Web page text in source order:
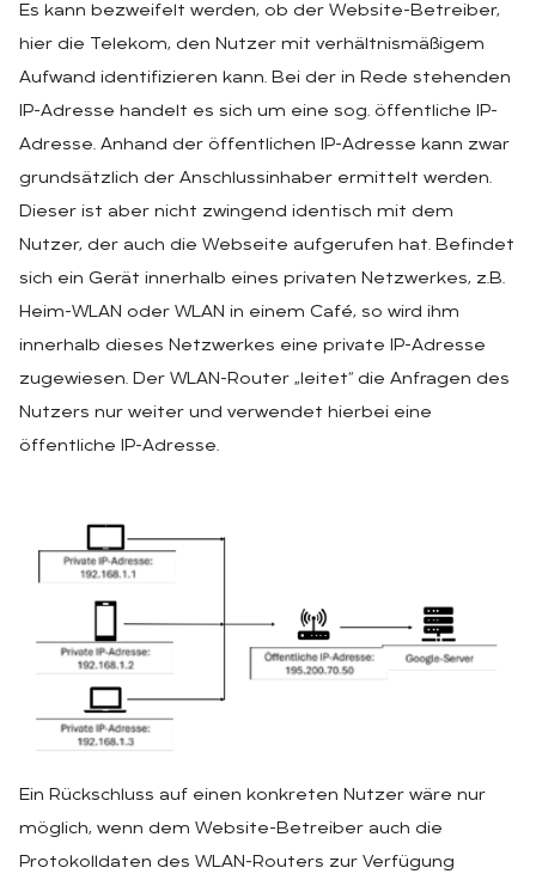
Es kann bezweifelt werden, ob der Website-Betreiber,
hier die Telekom, den Nutzer mit verhältnismäßigem
Aufwand identifizieren kann. Bei der in Rede stehenden
IP-Adresse handelt es sich um eine sog. öffentliche IP-
Adresse. Anhand der öffentlichen IP-Adresse kann zwar
grundsätzlich der Anschlussinhaber ermittelt werden.
Dieser ist aber nicht zwingend identisch mit dem
Nutzer, der auch die Webseite aufgerufen hat. Befindet
sich ein Gerät innerhalb eines privaten Netzwerkes, z.B.
Heim-WLAN oder WLAN in einem Café, so wird ihm
innerhalb dieses Netzwerkes eine private IP-Adresse
zugewiesen. Der WLAN-Router „leitet“ die Anfragen des
Nutzers nur weiter und verwendet hierbei eine
öffentliche IP-Adresse.
Ein Rückschluss auf einen konkreten Nutzer wäre nur
möglich, wenn dem Website-Betreiber auch die
Protokolldaten des WLAN-Routers zur Verfügung